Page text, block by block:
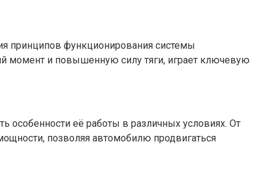
принципов функционирования системы
момент и повышенную силу тяги, играет ключевую
особенности её работы в различных условиях. От
позволяя автомобилю продвигаться